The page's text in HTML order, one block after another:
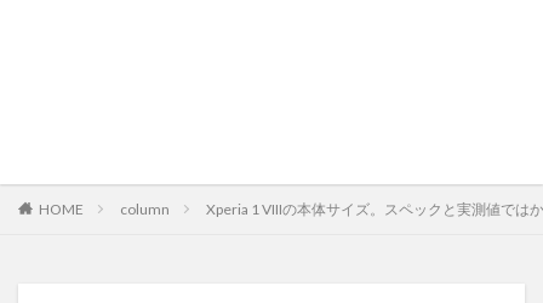
HOME column Xperia 1 VIIIの本体サイズ。スペックと実測値では